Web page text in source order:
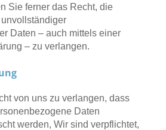
Sie ferner das Recht, die
Daten – auch mittels einer
– zu verlangen.
von uns zu verlangen, dass
Daten
werden, Wir sind verpflichtet,